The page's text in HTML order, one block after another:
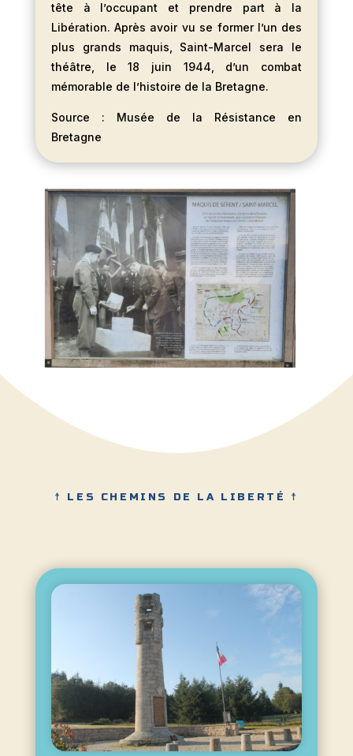
tête à l’occupant et prendre part à la
Libération. Après avoir vu se former l’un des
plus grands maquis, Saint-Marcel sera le
théâtre, le 18 juin 1944, d’un combat
mémorable de l’histoire de la Bretagne.
Source : Musée de la Résistance en
Bretagne
☨ LES CHEMINS DE LA LIBERTÉ ☨